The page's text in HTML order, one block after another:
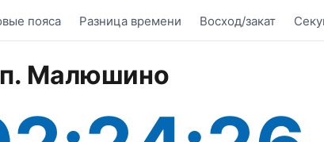
пояса Разница времени Восход/закат
п. Малюшино